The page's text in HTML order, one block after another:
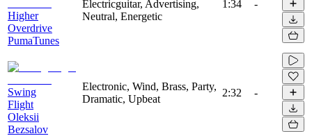
Higher
Overdrive
PumaTunes
Electricguitar, Advertising,
Neutral, Energetic
1:34 -
Swing
Flight
Oleksii
Bezsalov
Electronic, Wind, Brass, Party,
Dramatic, Upbeat
2:32 -